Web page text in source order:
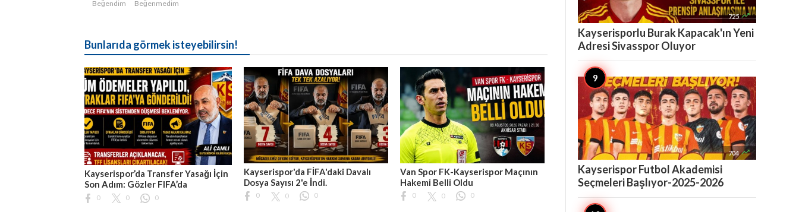
Beğendim Beğenmedim
Bunlarıda görmek isteyebilirsin!
Kayserispor’da Transfer Yasağı İçin
Son Adım: Gözler FIFA’da
0 0 0
Kayserispor'da FİFA'daki Davalı
Dosya Sayısı 2'e İndi.
0 0 0
Van Spor FK-Kayserispor Maçının
Hakemi Belli Oldu
0 0 0
725 
Kayserisporlu Burak Kapacak'ın Yeni
Adresi Sivasspor Oluyor
704 
Kayserispor Futbol Akademisi
Seçmeleri Başlıyor-2025-2026